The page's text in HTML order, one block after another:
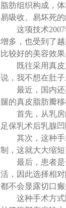
脂肪组织构成，
易吸收、易坏死
这项技术
增多，也受到了
比较好的美容效果
既往采用真
说，我不想在肚
最近，国内
腿的真皮脂肪瓣移
首先，从乳
足保乳术后乳腺
其次，这种
制，这就大大缩
最后，患者
活，因此选择相
都不会显露切口
这种手术方